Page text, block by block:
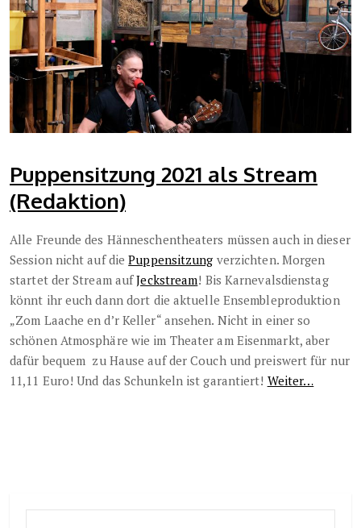
Puppensitzung 2021 als Stream
(Redaktion)
Alle Freunde des Hänneschentheaters müssen auch in dieser
Session nicht auf diePuppensitzung verzichten. Morgen
startet der Stream aufJeckstream! Bis Karnevalsdienstag
könnt ihr euch dann dort die aktuelle Ensembleproduktion
„Zom Laache en d’r Keller“ ansehen. Nicht in einer so
schönen Atmosphäre wie im Theater am Eisenmarkt, aber
dafür bequem zu Hause auf der Couch und preiswert für nur
11,11 Euro! Und das Schunkeln ist garantiert! Weiter…